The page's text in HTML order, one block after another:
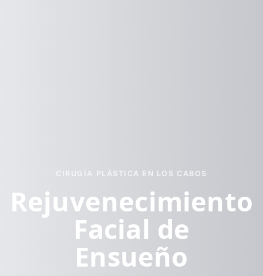
CIRUGÍA PLÁSTICA EN LOS CABOS
Rejuvenecimiento
Facial de
Ensueño